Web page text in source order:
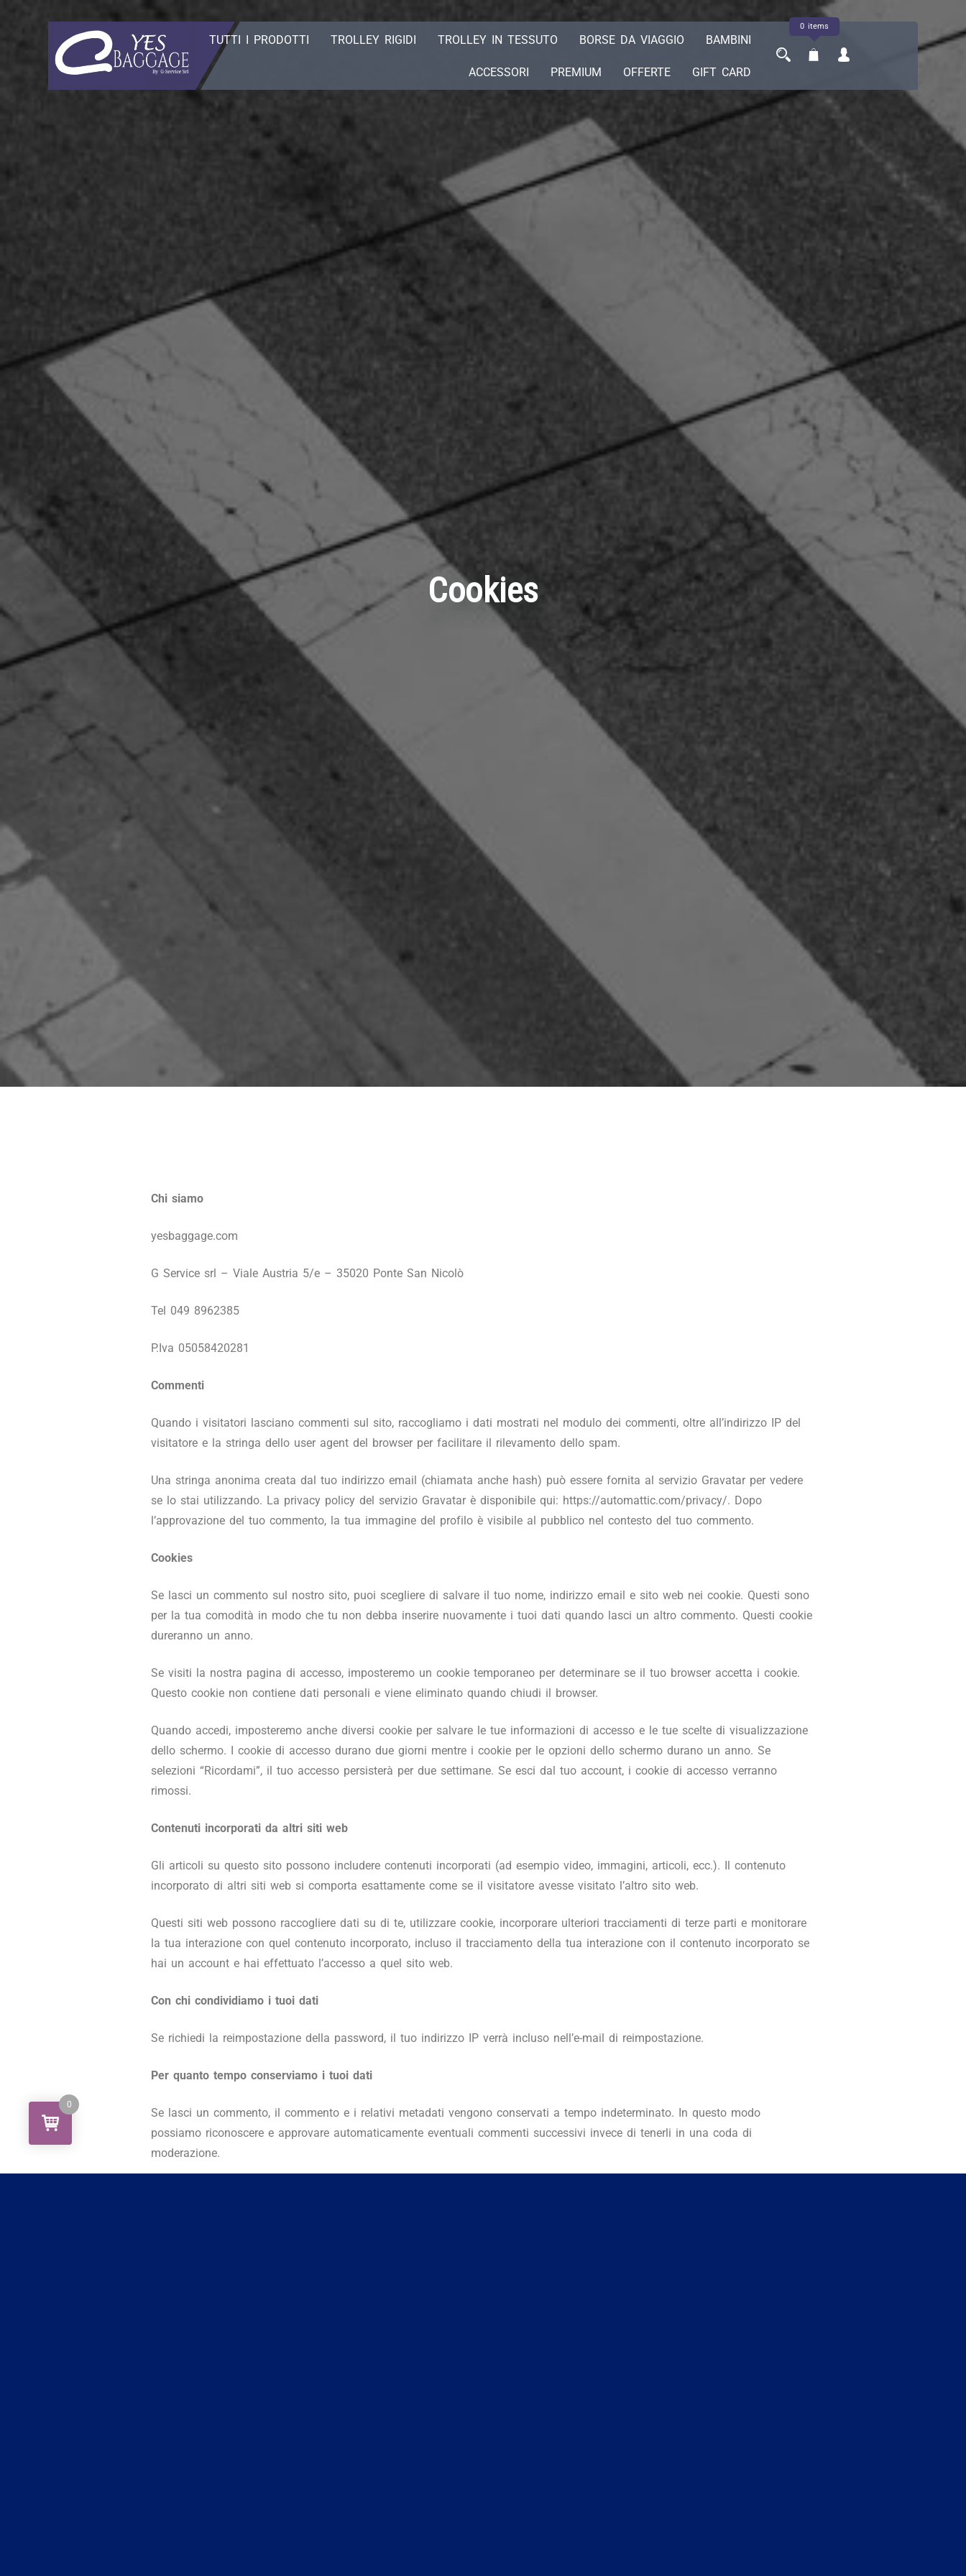
TUTTI I PRODOTTI TROLLEY RIGIDI TROLLEY IN TESSUTO BORSE DA VIAGGIO BAMBINI
ACCESSORI PREMIUM OFFERTE GIFT CARD
0 items
Cookies
Chi siamo
yesbaggage.com
G Service srl – Viale Austria 5/e – 35020 Ponte San Nicolò
Tel 049 8962385
P.Iva 05058420281
Commenti
Quando i visitatori lasciano commenti sul sito, raccogliamo i dati mostrati nel modulo dei commenti, oltre all’indirizzo IP del
visitatore e la stringa dello user agent del browser per facilitare il rilevamento dello spam.
Una stringa anonima creata dal tuo indirizzo email (chiamata anche hash) può essere fornita al servizio Gravatar per vedere
se lo stai utilizzando. La privacy policy del servizio Gravatar è disponibile qui: https://automattic.com/privacy/. Dopo
l’approvazione del tuo commento, la tua immagine del profilo è visibile al pubblico nel contesto del tuo commento.
Cookies
Se lasci un commento sul nostro sito, puoi scegliere di salvare il tuo nome, indirizzo email e sito web nei cookie. Questi sono
per la tua comodità in modo che tu non debba inserire nuovamente i tuoi dati quando lasci un altro commento. Questi cookie
dureranno un anno.
Se visiti la nostra pagina di accesso, imposteremo un cookie temporaneo per determinare se il tuo browser accetta i cookie.
Questo cookie non contiene dati personali e viene eliminato quando chiudi il browser.
Quando accedi, imposteremo anche diversi cookie per salvare le tue informazioni di accesso e le tue scelte di visualizzazione
dello schermo. I cookie di accesso durano due giorni mentre i cookie per le opzioni dello schermo durano un anno. Se
selezioni “Ricordami”, il tuo accesso persisterà per due settimane. Se esci dal tuo account, i cookie di accesso verranno
rimossi.
Contenuti incorporati da altri siti web
Gli articoli su questo sito possono includere contenuti incorporati (ad esempio video, immagini, articoli, ecc.). Il contenuto
incorporato di altri siti web si comporta esattamente come se il visitatore avesse visitato l’altro sito web.
Questi siti web possono raccogliere dati su di te, utilizzare cookie, incorporare ulteriori tracciamenti di terze parti e monitorare
la tua interazione con quel contenuto incorporato, incluso il tracciamento della tua interazione con il contenuto incorporato se
hai un account e hai effettuato l’accesso a quel sito web.
Con chi condividiamo i tuoi dati
Se richiedi la reimpostazione della password, il tuo indirizzo IP verrà incluso nell’e-mail di reimpostazione.
Per quanto tempo conserviamo i tuoi dati
Se lasci un commento, il commento e i relativi metadati vengono conservati a tempo indeterminato. In questo modo
possiamo riconoscere e approvare automaticamente eventuali commenti successivi invece di tenerli in una coda di
moderazione.
0